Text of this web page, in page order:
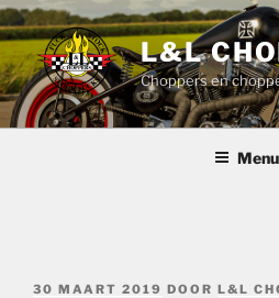
Ga
naar
de
inhoud
L&L
Choppers en
Menu
GEPLAATST
30 MAART 2019 DOOR L&L